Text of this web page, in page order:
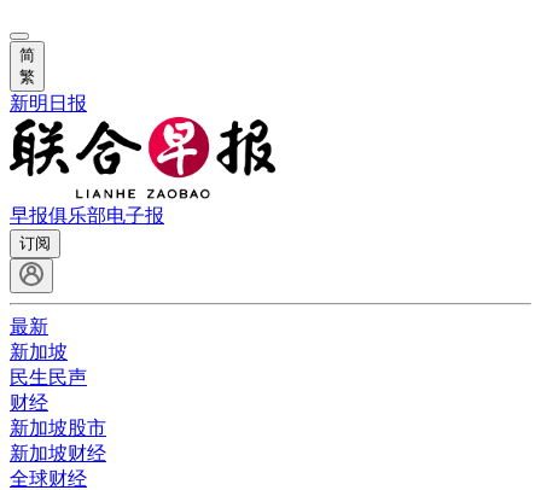
简
繁
新明日报
早报俱乐部电子报
订阅
最新
新加坡
民生民声
财经
新加坡股市
新加坡财经
全球财经